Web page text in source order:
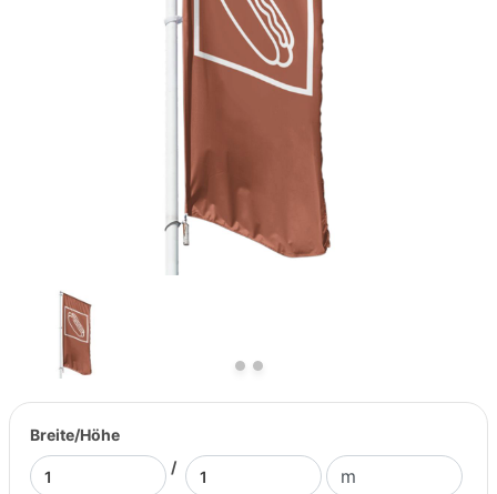
Breite/Höhe
/